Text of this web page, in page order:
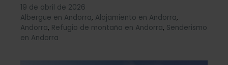
19 de abril de 2026
Albergue en Andorra, Alojamiento en Andorra,
Andorra, Refugio de montaña en Andorra, Senderismo
en Andorra